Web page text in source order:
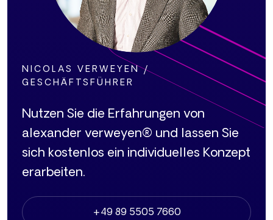
NICOLAS VERWEYEN /
GESCHÄFTSFÜHRER
Nutzen Sie die Erfahrungen von
alexander verweyen® und lassen Sie
sich kostenlos ein individuelles Konzept
erarbeiten.
+49 89 5505 7660